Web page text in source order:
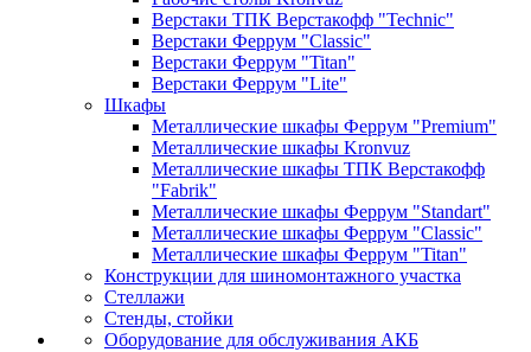
Верстаки ТПК Верстакофф "Technic"
Верстаки Феррум "Classic"
Верстаки Феррум "Titan"
Верстаки Феррум "Lite"
Шкафы
Металлические шкафы Феррум "Premium"
Металлические шкафы Kronvuz
Металлические шкафы ТПК Верстакофф
"Fabrik"
Металлические шкафы Феррум "Standart"
Металлические шкафы Феррум "Classic"
Металлические шкафы Феррум "Titan"
Конструкции для шиномонтажного участка
Стеллажи
Стенды, стойки
Оборудование для обслуживания АКБ